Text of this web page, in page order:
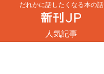
だれかに話したくなる本の話
人気記事